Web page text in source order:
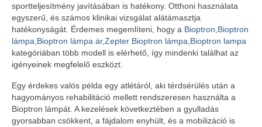
sportteljesítmény javításában is hatékony. Otthoni használata
egyszerű, és számos klinikai vizsgálat alátámasztja
hatékonyságát. Érdemes megemlíteni, hogy a Bioptron,Bioptron
lámpa,Bioptron lámpa ár,Zepter Bioptron lámpa,Bioptron lampa
kategóriában több modell is elérhető, így mindenki találhat az
igényeinek megfelelő eszközt.
Egy érdekes valós példa egy atlétáról, aki térdsérülés után a
hagyományos rehabilitáció mellett rendszeresen használta a
Bioptron lámpát. A kezelések következtében a gyulladás
gyorsabban csökkent, a fájdalom enyhült, és a mobilizáció is